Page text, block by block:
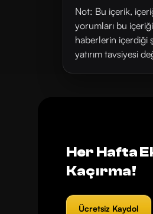
Not: Bu içerik,
yorumları bu
haberlerin içerdiği
yatırım tavsiyesi
Her Hafta
Kaçırma!
Ücretsiz Kaydol